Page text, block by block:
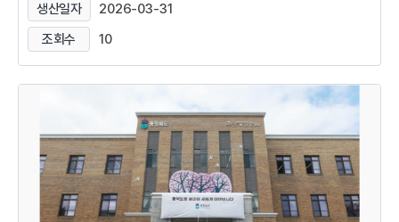
생산일자
2026-03-31
조회수
10